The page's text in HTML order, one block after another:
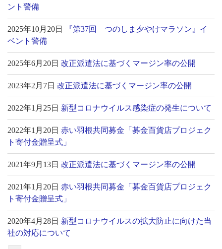
ント警備
2025年10月20日
『第37回 つのしま夕やけマラソン』イ
ベント警備
2025年6月20日 改正派遣法に基づくマージン率の公開
2023年2月7日 改正派遣法に基づくマージン率の公開
2022年1月25日 新型コロナウイルス感染症の発生について
2022年1月20日 赤い羽根共同募金「募金百貨店プロジェク
ト寄付金贈呈式」
2021年9月13日 改正派遣法に基づくマージン率の公開
2021年1月20日 赤い羽根共同募金「募金百貨店プロジェク
ト寄付金贈呈式」
2020年4月28日 新型コロナウイルスの拡大防止に向けた当
社の対応について